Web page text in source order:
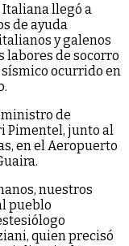
llegó a
de ayuda
y galenos
labores de socorro
ocurrido en
de
Pimentel, junto al
en el Aeropuerto
nuestros
pueblo
quien precisó